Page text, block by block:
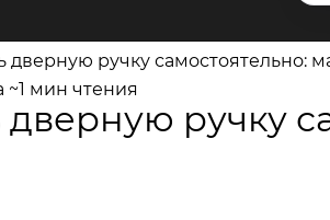
дверную ручку самостоятельно:
~1 мин чтения
дверную ручку